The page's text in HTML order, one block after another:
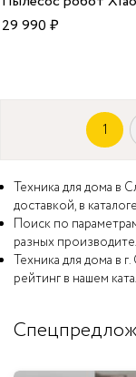
29 990₽
1
Техника для дома в
доставкой, в
Поиск по
разных
Техника для дома в
рейтинг в нашем